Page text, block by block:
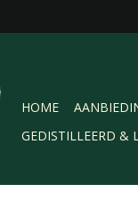
HOME
GEDISTILLEERD &